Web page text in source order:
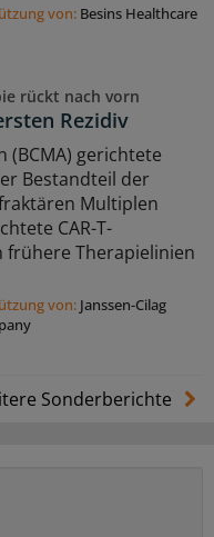
von: Besins Healthcare
rückt nach vorn
Rezidiv
(BCMA) gerichtete
Bestandteil der
Multiplen
CAR-T-
Therapielinien
von: Janssen-Cilag
Sonderberichte